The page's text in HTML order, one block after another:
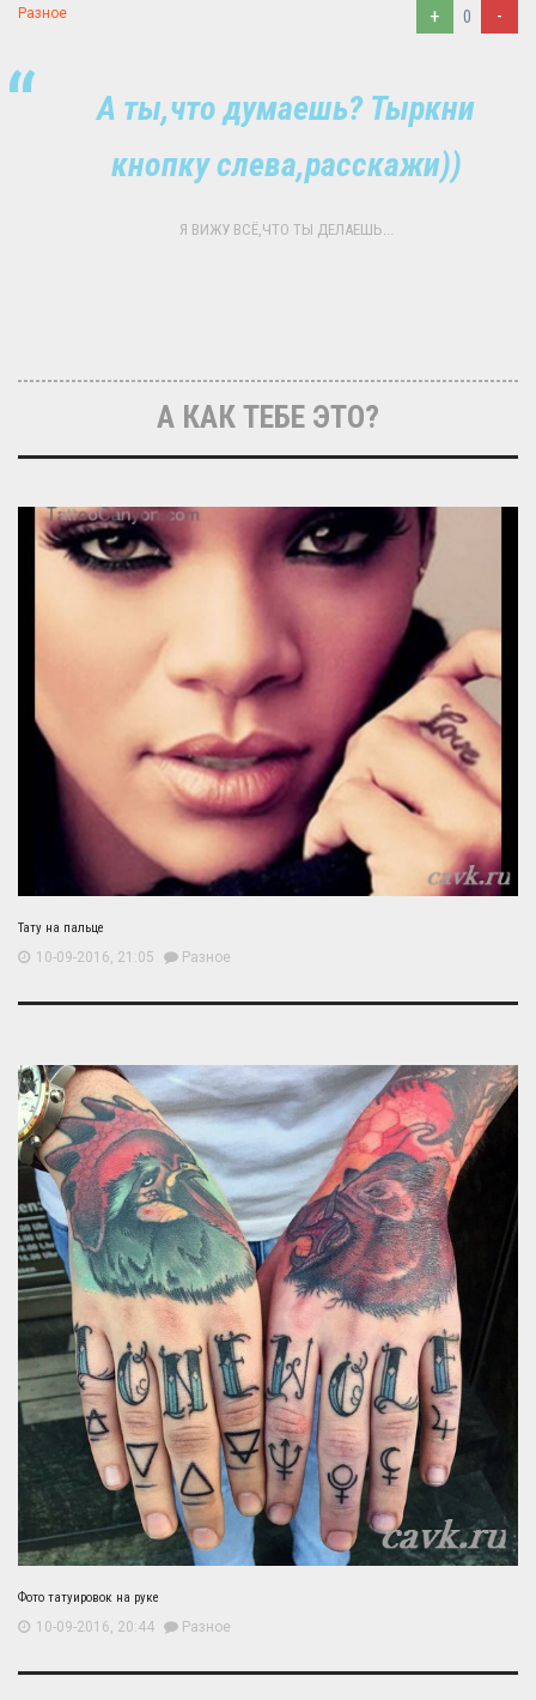
Разное + 0 -
А ты,что думаешь? Тыркни
кнопку слева,расскажи))
Я ВИЖУ ВСЁ,ЧТО ТЫ ДЕЛАЕШЬ...
А КАК ТЕБЕ ЭТО?
Тату на пальце
10-09-2016, 21:05 Разное
Фото татуировок на руке
10-09-2016, 20:44 Разное